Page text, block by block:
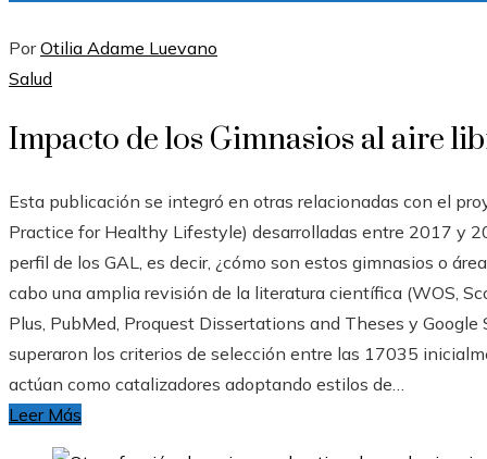
PorOtilia Adame Luevano
Salud
Impacto de los Gimnasios al aire
Esta publicación se integró en otras relacionadas con el
Practice for Healthy Lifestyle) desarrolladas entre 2017 y
perfil de los GAL, es decir, ¿cómo son estos gimnasios o
cabo una amplia revisión de la literatura científica (WOS,
Plus, PubMed, Proquest Dissertations and Theses y
superaron los criterios de selección entre las 17035
actúan como catalizadores adoptando estilos de…
Leer Más